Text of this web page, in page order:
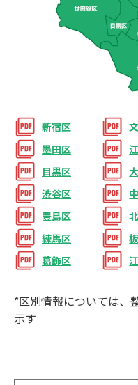
新宿区
墨田区
目黒区
渋谷区
豊島区
練馬区
葛飾区
*区別情報については、
⽰す